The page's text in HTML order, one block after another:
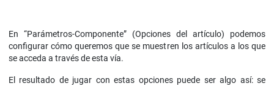
En “Parámetros-Componente” (Opciones del artículo) podemos
configurar cómo queremos que se muestren los artículos a los que
se acceda a través de esta vía.
El resultado de jugar con estas opciones puede ser algo así: se